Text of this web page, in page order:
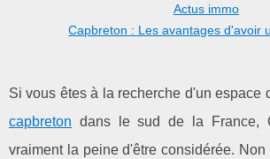
Actus immo
Capbreton : Les avantages d'avoir
Si vous êtes à la recherche d'un espace
capbreton dans le sud de la France,
vraiment la peine d'être considérée. Non